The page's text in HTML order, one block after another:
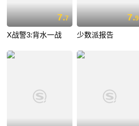
7.7
X战警3:背水一战
7.9
少数派报告